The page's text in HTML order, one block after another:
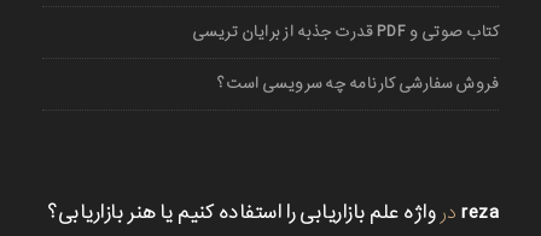
کتاب صوتی و PDF قدرت جذبه از برایان تریسی
فروش سفارشی کارنامه چه سرویسی است؟
reza در واژه علم بازاریابی را استفاده کنیم یا هنر بازاریابی؟